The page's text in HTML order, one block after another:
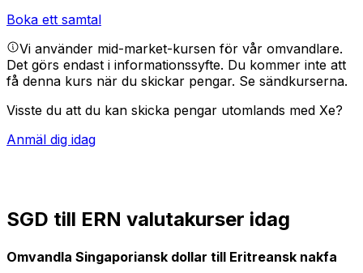
Boka ett samtal
Vi använder mid-market-kursen för vår omvandlare.
Det görs endast i informationssyfte. Du kommer inte att
få denna kurs när du skickar pengar. Se sändkurserna.
Visste du att du kan skicka pengar utomlands med Xe?
Anmäl dig idag
SGD till ERN valutakurser idag
Omvandla Singaporiansk dollar till Eritreansk nakfa